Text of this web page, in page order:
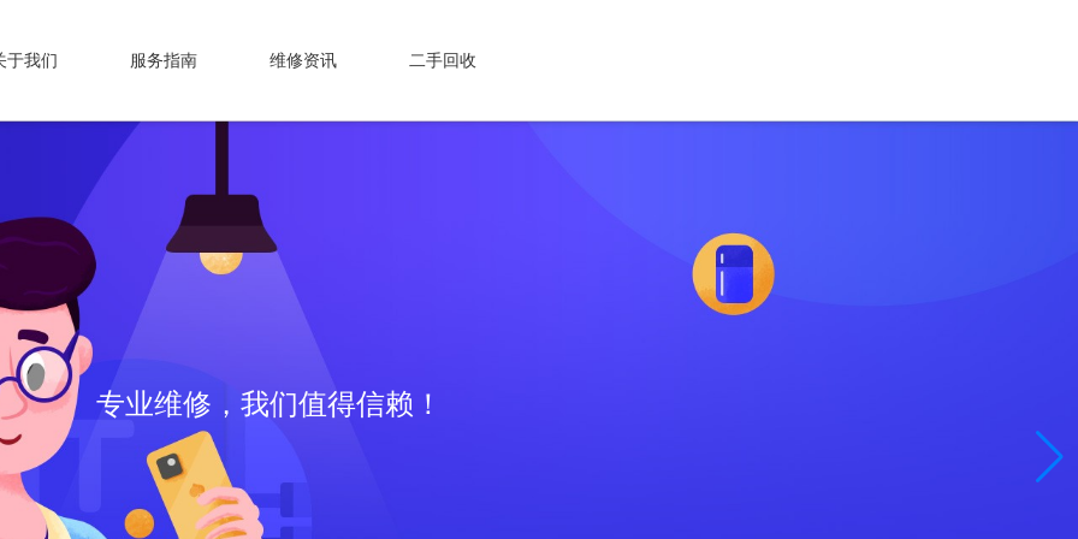
于我们 服务指南 维修资讯 二手回收
专业维修，我们值得信赖！